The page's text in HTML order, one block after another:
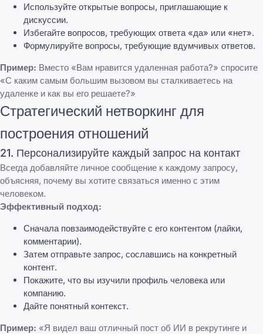
Используйте открытые вопросы, приглашающие к
дискуссии.
Избегайте вопросов, требующих ответа «да» или «нет».
Формулируйте вопросы, требующие вдумчивых ответов.
Пример: Вместо «Вам нравится удаленная работа?» спросите
«С каким самым большим вызовом вы сталкиваетесь на
удаленке и как вы его решаете?»
Стратегический нетворкинг для
построения отношений
21. Персонализируйте каждый запрос на контакт
Всегда добавляйте личное сообщение к каждому запросу,
объясняя, почему вы хотите связаться именно с этим
человеком.
Эффективный подход:
Сначала повзаимодействуйте с его контентом (лайки,
комментарии).
Затем отправьте запрос, сославшись на конкретный
контент.
Покажите, что вы изучили профиль человека или
компанию.
Дайте понятный контекст.
Пример: «Я видел ваш отличный пост об ИИ в рекрутинге и